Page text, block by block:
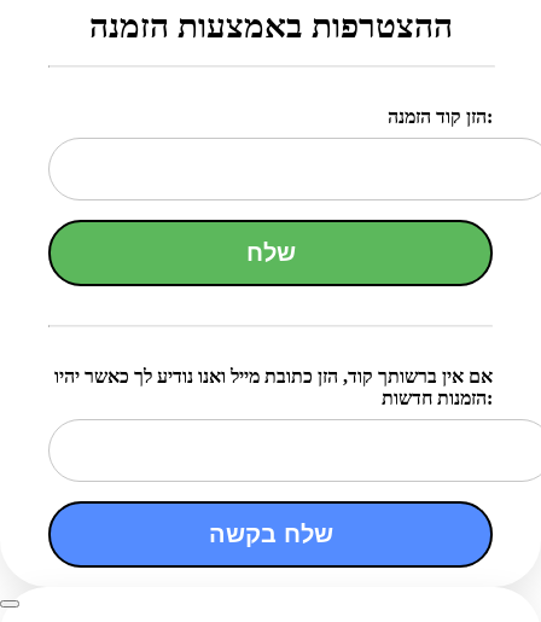
ההצטרפות באמצעות הזמנה
הזן קוד הזמנה:
שלח
אם אין ברשותך קוד, הזן כתובת מייל ואנו נודיע לך כאשר יהיו
הזמנות חדשות:
שלח בקשה